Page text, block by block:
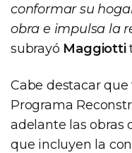
conformar su
obra e impulsa la
subrayó Maggiotti
Cabe destacar
Programa
adelante las obras
que incluyen la